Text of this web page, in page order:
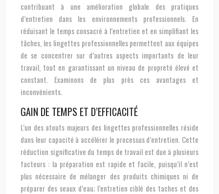
contribuant à une amélioration globale des pratiques
d’entretien dans les environnements professionnels. En
réduisant le temps consacré à l’entretien et en simplifiant les
tâches, les lingettes professionnelles permettent aux équipes
de se concentrer sur d’autres aspects importants de leur
travail, tout en garantissant un niveau de propreté élevé et
constant. Examinons de plus près ces avantages et
inconvénients.
GAIN DE TEMPS ET D’EFFICACITÉ
L’un des atouts majeurs des lingettes professionnelles réside
dans leur capacité à accélérer le processus d’entretien. Cette
réduction significative du temps de travail est due à plusieurs
facteurs : la préparation est rapide et facile, puisqu’il n’est
plus nécessaire de mélanger des produits chimiques ni de
préparer des seaux d’eau; l’entretien ciblé des taches et des